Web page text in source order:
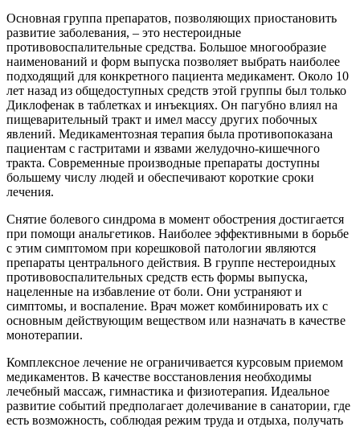
Основная группа препаратов, позволяющих приостановить
развитие заболевания, – это нестероидные
противовоспалительные средства. Большое многообразие
наименований и форм выпуска позволяет выбрать наиболее
подходящий для конкретного пациента медикамент. Около 10
лет назад из общедоступных средств этой группы был только
Диклофенак в таблетках и инъекциях. Он пагубно влиял на
пищеварительный тракт и имел массу других побочных
явлений. Медикаментозная терапия была противопоказана
пациентам с гастритами и язвами желудочно-кишечного
тракта. Современные производные препараты доступны
большему числу людей и обеспечивают короткие сроки
лечения.
Снятие болевого синдрома в момент обострения достигается
при помощи анальгетиков. Наиболее эффективными в борьбе
с этим симптомом при корешковой патологии являются
препараты центрального действия. В группе нестероидных
противовоспалительных средств есть формы выпуска,
нацеленные на избавление от боли. Они устраняют и
симптомы, и воспаление. Врач может комбинировать их с
основным действующим веществом или назначать в качестве
монотерапии.
Комплексное лечение не ограничивается курсовым приемом
медикаментов. В качестве восстановления необходимы
лечебный массаж, гимнастика и физиотерапия. Идеальное
развитие событий предполагает долечивание в санатории, где
есть возможность, соблюдая режим труда и отдыха, получать